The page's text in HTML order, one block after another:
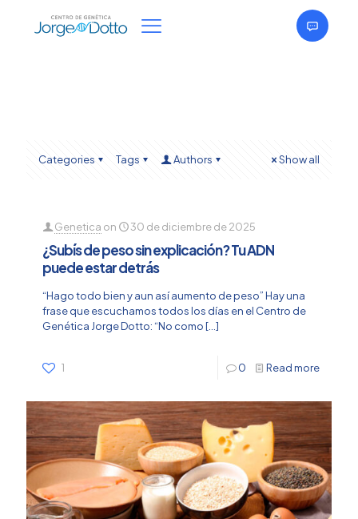
Categories Tags Authors Show all
Genetica on 30 de diciembre de 2025
¿Subís de peso sin explicación? Tu ADN
puede estar detrás
“Hago todo bien y aun así aumento de peso” Hay una
frase que escuchamos todos los días en el Centro de
Genética Jorge Dotto: “No como[…]
1 0 Read more